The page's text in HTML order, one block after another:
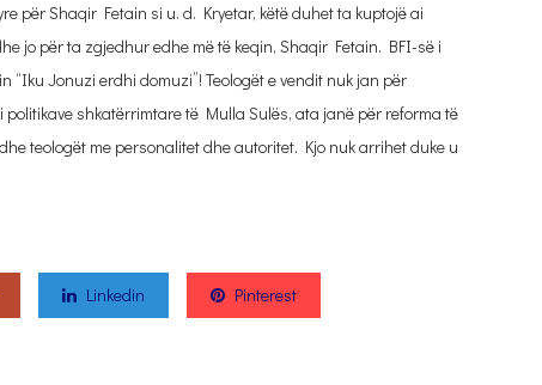
për Shaqir Fetain si u. d. Kryetar, këtë duhet ta kuptojë ai
jo për ta zgjedhur edhe më të keqin, Shaqir Fetain. BFI-së i
Jonuzi erdhi domuzi”! Teologët e vendit nuk jan për
shkatërrimtare të Mulla Sulës, ata janë për reforma të
teologët me personalitet dhe autoritet. Kjo nuk arrihet duke u
Linkedin Pinterest